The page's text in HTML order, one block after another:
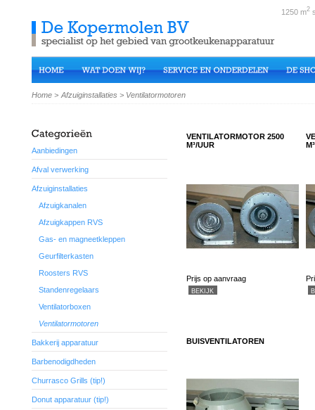
1250 m2
Home > Afzuiginstallaties > Ventilatormotoren
VENTILATORMOTOR 2500
M³/UUR
Prijs op aanvraag
BEKIJK
BUISVENTILATOREN
Aanbiedingen
Afval verwerking
Afzuiginstallaties
Afzuigkanalen
Afzuigkappen RVS
Gas- en magneetkleppen
Geurfilterkasten
Roosters RVS
Standenregelaars
Ventilatorboxen
Ventilatormotoren
Bakkerij apparatuur
Barbenodigdheden
Churrasco Grills (tip!)
Donut apparatuur (tip!)